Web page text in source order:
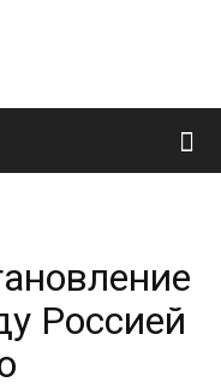
Россией